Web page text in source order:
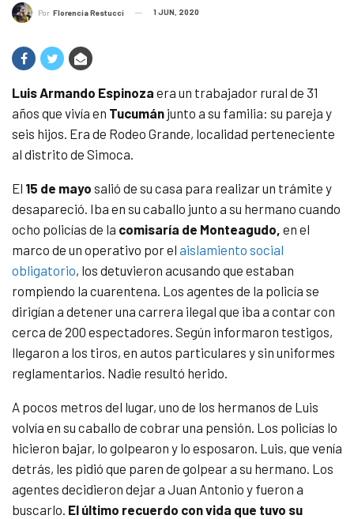
Por Florencia Restucci 1 JUN, 2020
Luis Armando Espinoza era un trabajador rural de 31
años que vivía en Tucumán junto a su familia: su pareja y
seis hijos. Era de Rodeo Grande, localidad perteneciente
al distrito de Simoca.
El 15 de mayo salió de su casa para realizar un trámite y
desapareció. Iba en su caballo junto a su hermano cuando
ocho policías de la comisaría de Monteagudo, en el
marco de un operativo por el aislamiento social
obligatorio, los detuvieron acusando que estaban
rompiendo la cuarentena. Los agentes de la policía se
dirigían a detener una carrera ilegal que iba a contar con
cerca de 200 espectadores. Según informaron testigos,
llegaron a los tiros, en autos particulares y sin uniformes
reglamentarios. Nadie resultó herido.
A pocos metros del lugar, uno de los hermanos de Luis
volvía en su caballo de cobrar una pensión. Los policías lo
hicieron bajar, lo golpearon y lo esposaron. Luis, que venía
detrás, les pidió que paren de golpear a su hermano. Los
agentes decidieron dejar a Juan Antonio y fueron a
buscarlo. El último recuerdo con vida que tuvo su